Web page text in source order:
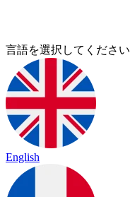
言語を選択してください
English